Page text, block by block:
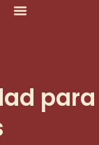
para